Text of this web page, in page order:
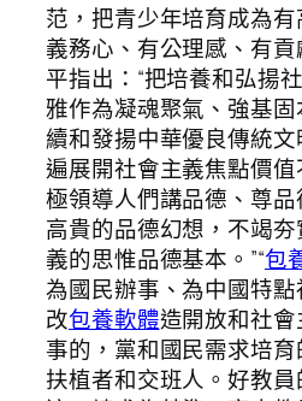
范，把青少年培育成為
義務心、有公理感、有
平指出：“把培養和弘揚
雅作為凝魂聚氣、強基
續和發揚中華優良傳統
遍展開社會主義焦點價
極領導人們講品德、尊
高貴的品德幻想，不竭
義的思惟品德基本。”“包
為國民辦事、為中國特
改包養軟體造開放和社
事的，黨和國民需求培
扶植者和交班人。好教